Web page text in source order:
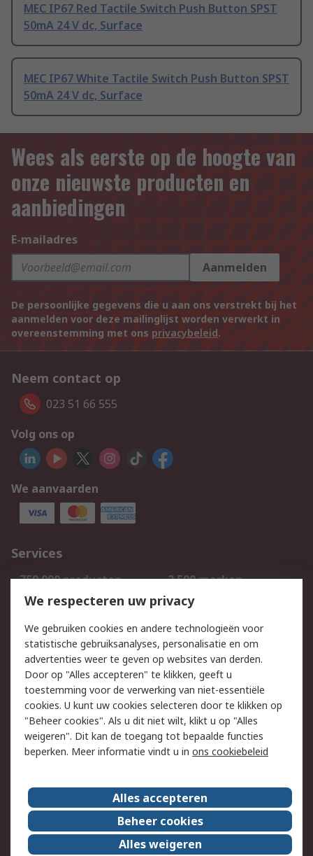
MEC IP67 Red Tactile Switch Push Button SPST
50mA 24 V dc, Surface
MEC IP67 White Tactile Switch Push Button SPST
50mA 24 V dc, Surface
Wees als eerste op de hoogte van
onze nieuwste producten en
aanbiedingen
E-mailadres
Aanmelden
De persoonlijke gegevens die u aan ons verstrekt bij het
aanmelden voor deze mailinglijst worden verwerkt in
overeenstemming met ons privacybeleid.
Neem contact op
023 51 66 555
Volg ons op
We aanvaarden
Services
750.000 producten
2.500 merken
Bestellen
Inkoopoplossingen
Track & Trace
Wettelijk
Cookiebeleid
Email veiligheid
Privacybeleid
Websitevoorwaarden
Algemene
verkoopvoorwaarden
Over RS
RS Group
Over ons
RS wereldwijd
Werken bij RS
We respecteren uw privacy
We gebruiken cookies en andere technologieën voor
statistische gebruiksanalyses, personalisatie en om
advertenties weer te geven op websites van derden.
Door op "Alles accepteren" te klikken, geeft u
toestemming voor de verwerking van niet-essentiële
cookies. U kunt uw cookies selecteren door te klikken op
"Beheer cookies". Als u dit niet wilt, klikt u op "Alles
weigeren". Dit kan de toegang tot bepaalde functies
beperken. Meer informatie vindt u in ons cookiebeleid
Alles accepteren
Beheer cookies
Alles weigeren